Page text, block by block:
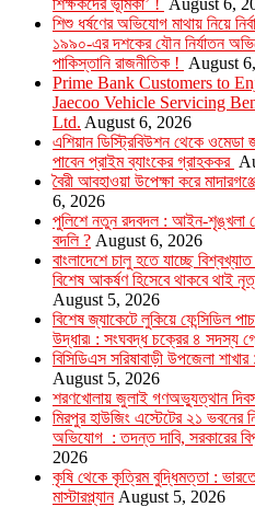
শিশু ধর্ষণের অভিযোগ মাথায় নিয়ে
১৯৯০-এর দশকের যৌন নির্যাতন
পাকিস্তানি রাজনীতিক ! August
Prime Bank Customers to
Jaecoo Vehicle Servicing
Ltd. August 6, 2026
এশিয়ান ডিস্ট্রিবিউশন থেকে ওমেডা
পাবেন প্রাইম ব্যাংকের গ্রাহককর
বৈরী আবহাওয়া উপেক্ষা করে
6, 2026
পুলিশে নতুন রদবদল : আইন-শৃঙ্খলা
বদলি ? August 6, 2026
​​বাংলাদেশে চালু হতে যাচ্ছে
বিশেষ আকর্ষণ হিসেবে থাকবে থাই
August 5, 2026
বিশেষ জ্যাকেটে লুকিয়ে ফেন্সিডিল
উদ্ধার৷ : সংঘবদ্ধ চক্রের ৪ সদস্য
বিসিডিএস সরিষাবাড়ী উপজেলা
August 5, 2026
শরণখোলায় জুলাই গণঅভ্যুত্থান
মিরপুর হাউজিং এস্টেটের ২১ ভবনের
অভিযোগ : তদন্ত দাবি, সরকারের
2026
কৃষি থেকে কৃত্রিম বুদ্ধিমত্তা :
মাস্টারপ্ল্যান August 5, 2026